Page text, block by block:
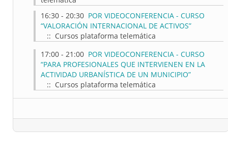
16:30 - 20:30 POR VIDEOCONFERENCIA - CURSO
“VALORACIÓN INTERNACIONAL DE ACTIVOS”
:: Cursos plataforma telemática
17:00 - 21:00 POR VIDEOCONFERENCIA - CURSO
“PARA PROFESIONALES QUE INTERVIENEN EN LA
ACTIVIDAD URBANÍSTICA DE UN MUNICIPIO”
:: Cursos plataforma telemática